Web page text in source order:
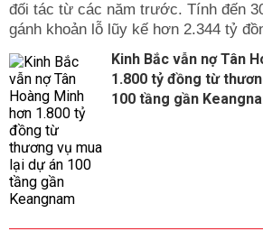
đối tác từ các năm trước. Tính đến
gánh khoản lỗ lũy kế hơn 2.344 tỷ
Kinh Bắc vẫn nợ Tân
1.800 tỷ đồng từ
100 tầng gần